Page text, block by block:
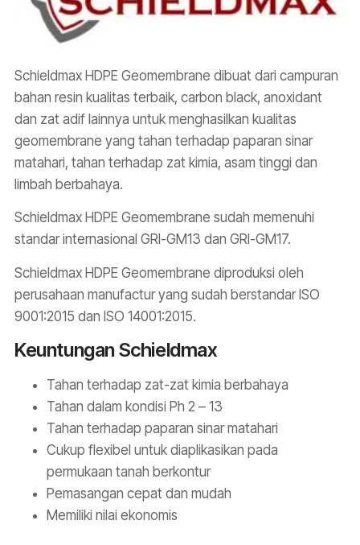
Schieldmax HDPE Geomembrane dibuat dari campuran
bahan resin kualitas terbaik, carbon black, anoxidant
dan zat adif lainnya untuk menghasilkan kualitas
geomembrane yang tahan terhadap paparan sinar
matahari, tahan terhadap zat kimia, asam tinggi dan
limbah berbahaya.
Schieldmax HDPE Geomembrane sudah memenuhi
standar internasional GRI-GM13 dan GRI-GM17.
Schieldmax HDPE Geomembrane diproduksi oleh
perusahaan manufactur yang sudah berstandar ISO
9001:2015 dan ISO 14001:2015.
Keuntungan Schieldmax
Tahan terhadap zat-zat kimia berbahaya
Tahan dalam kondisi Ph 2 – 13
Tahan terhadap paparan sinar matahari
Cukup flexibel untuk diaplikasikan pada
permukaan tanah berkontur
Pemasangan cepat dan mudah
Memiliki nilai ekonomis